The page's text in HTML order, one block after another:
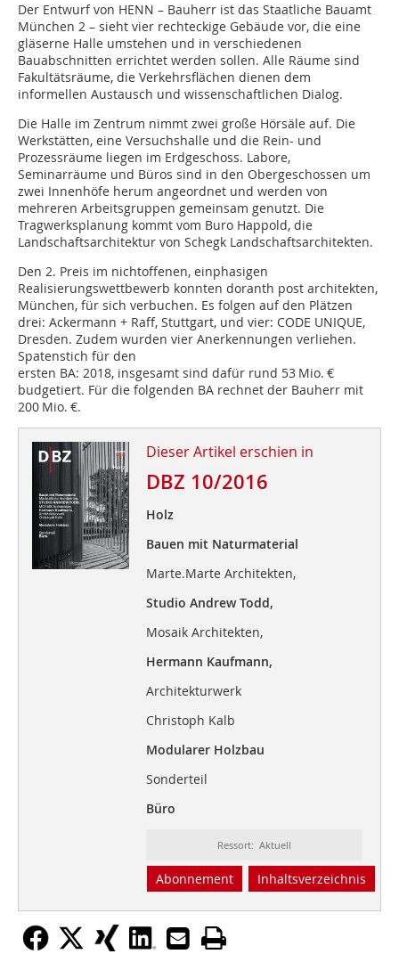
Der Entwurf von HENN – Bauherr ist das Staatliche Bauamt
München 2 – sieht vier rechteckige Gebäude vor, die eine
gläserne Halle umstehen und in verschiedenen
Bauabschnitten errichtet werden sollen. Alle Räume sind
Fakultätsräume, die Verkehrsflächen dienen dem
informellen Austausch und wissenschaftlichen Dialog.
Die Halle im Zentrum nimmt zwei große Hörsäle auf. Die
Werkstätten, eine Versuchshalle und die Rein- und
Prozessräume liegen im Erdgeschoss. Labore,
Seminarräume und Büros sind in den Obergeschossen um
zwei Innenhöfe herum angeordnet und werden von
mehreren Arbeitsgruppen gemeinsam genutzt. Die
Tragwerksplanung kommt vom Buro Happold, die
Landschaftsarchitektur von Schegk Landschaftsarchitekten.
Den 2. Preis im nichtoffenen, einphasigen
Realisierungswettbewerb konnten doranth post architekten,
München, für sich verbuchen. Es folgen auf den Plätzen
drei: Ackermann + Raff, Stuttgart, und vier: CODE UNIQUE,
Dresden. Zudem wurden vier Anerkennungen verliehen.
Spatenstich für den
ersten BA: 2018, insgesamt sind dafür rund 53 Mio. €
budgetiert. Für die folgenden BA rechnet der Bauherr mit
200 Mio. €.
Dieser Artikel erschien in
DBZ 10/2016
Holz
Bauen mit Naturmaterial
Marte.Marte Architekten,
Studio Andrew Todd,
Mosaik Architekten,
Hermann Kaufmann,
Architekturwerk
Christoph Kalb
Modularer Holzbau
Sonderteil
Büro
Ressort: Aktuell
Abonnement Inhaltsverzeichnis